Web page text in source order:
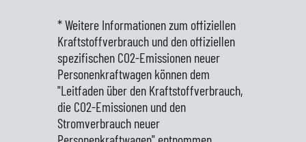
* Weitere Informationen zum offiziellen
Kraftstoffverbrauch und den offiziellen
spezifischen CO2-Emissionen neuer
Personenkraftwagen können dem
"Leitfaden über den Kraftstoffverbrauch,
die CO2-Emissionen und den
Stromverbrauch neuer